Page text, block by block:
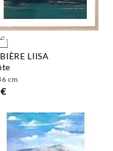
LIISA
cm